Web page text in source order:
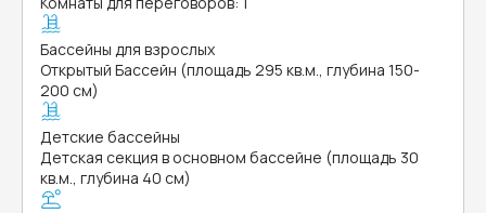
Бассейны для взрослых
Открытый Бассейн (площадь 295 кв.м., глубина 150-
200 см)
Детские бассейны
Детская секция в основном бассейне (площадь 30
кв.м., глубина 40 см)